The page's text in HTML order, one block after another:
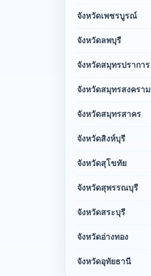
จังหวัดเพชรบูรณ์
จังหวัดลพบุรี
จังหวัดสมุทรปราการ
จังหวัดสมุทรสงคราม
จังหวัดสมุทรสาคร
จังหวัดสิงห์บุรี
จังหวัดสุโขทัย
จังหวัดสุพรรณบุรี
จังหวัดสระบุรี
จังหวัดอ่างทอง
จังหวัดอุทัยธานี